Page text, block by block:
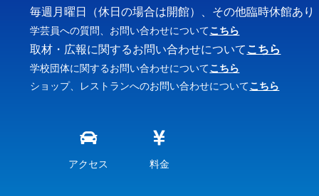
毎週月曜日（休日の場合は開館）、その他臨時休館あり
学芸員への質問、お問い合わせについてこちら
取材・広報に関するお問い合わせについて こちら
学校団体に関するお問い合わせについてこちら
ショップ、レストランへのお問い合わせについてこちら
アクセス 料金